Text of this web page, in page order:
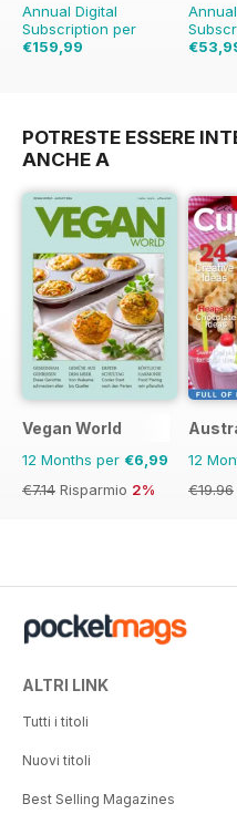
Annual Digital
Subscription per
€159,99
POTRESTE ESSERE
ANCHE A
Vegan World
12 Months per €6,99
€7.14 Risparmio 2%
12
€19.96
ALTRI LINK
Tutti i titoli
Nuovi titoli
Best Selling Magazines